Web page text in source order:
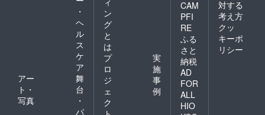
・
ヘ
ル
ス
ケ
ア
アー
ト・
写真
舞
台
・
パ
ン
グ
と
は
プ
ロ
ジ
ェ
ク
実
施
事
例
CAM
PFI
RE
ふる
さと
納税
AD
FOR
ALL
HIO
対する
考え方
クッ
キーポ
リシー